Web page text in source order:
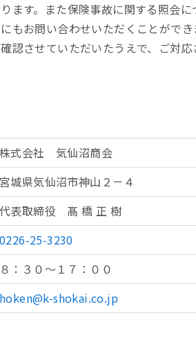
ます。また保険事故に関する照会に
もお問い合わせいただくことができ
認させていただいたうえで、ご対
株式会社 気仙沼商会
宮城県気仙沼市神山２－４
代表取締役 髙 橋 正 樹
0226-25-3230
８：３０～１７：００
hoken@k-shokai.co.jp